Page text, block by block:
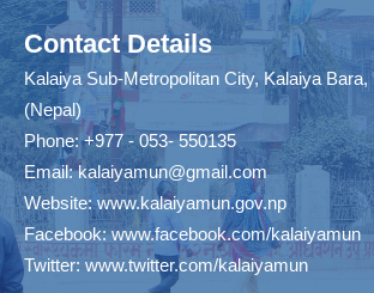
Contact Details
Kalaiya Sub-Metropolitan City, Kalaiya
(Nepal)
Phone: +977 - 053- 550135
Email:kalaiyamun@gmail.com
Website:www.kalaiyamun.gov.np
Facebook:www.facebook.com/kalaiyamun
Twitter: www.twitter.com/kalaiyamun